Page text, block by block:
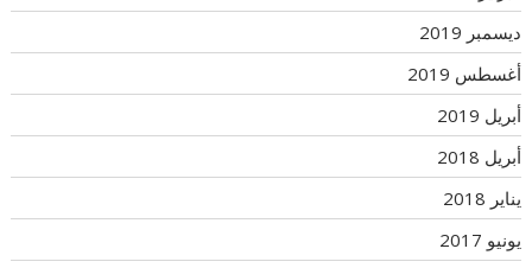
ديسمبر 2019
أغسطس 2019
أبريل 2019
أبريل 2018
يناير 2018
يونيو 2017